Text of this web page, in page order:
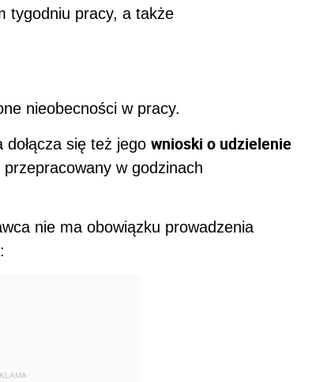
tygodniu pracy, a także
nieobecności w pracy.
się też jego wnioski o udzielenie
w godzinach
nie ma obowiązku prowadzenia